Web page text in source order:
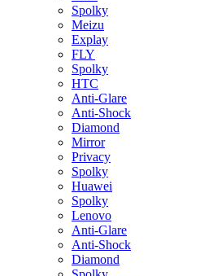
Spolky
Meizu
Explay
FLY
Spolky
HTC
Anti-Glare
Anti-Shock
Diamond
Mirror
Privacy
Spolky
Huawei
Spolky
Lenovo
Anti-Glare
Anti-Shock
Diamond